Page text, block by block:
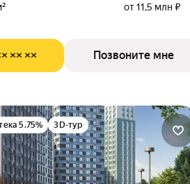
от 11,5 млн ₽
×× ×× Позвоните мне
5.75% 3D-тур